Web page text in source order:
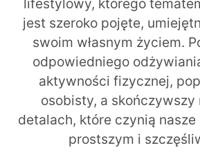
lifestylowy, którego
jest szeroko pojęte,
swoim własnym życiem.
odpowiedniego
aktywności fizycznej,
osobisty, a skończywszy
detalach, które czynią
prostszym i